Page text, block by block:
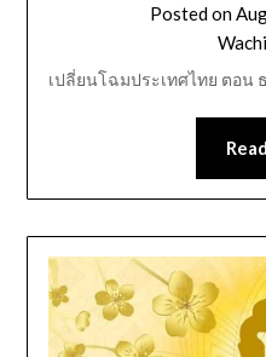
Posted on
เปลี่ยนโฉมประเทศไทย ตอน